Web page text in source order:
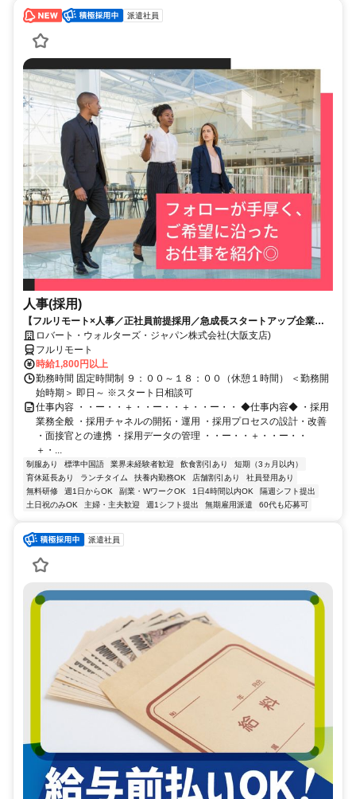
派遣社員
人事(採用)
【フルリモート×人事／正社員前提採用／急成長スタートアップ企業／
英語】Robert Walters
ロバート・ウォルターズ・ジャパン株式会社(大阪支店)
フルリモート
時給1,800円以上
勤務時間 固定時間制 ９：００～１８：００（休憩１時間） ＜勤務開
始時期＞ 即日～ ※スタート日相談可
仕事内容 ・・ー・・＋・・ー・・＋・・ー・・ ◆仕事内容◆ ・採用
業務全般 ・採用チャネルの開拓・運用 ・採用プロセスの設計・改善
・面接官との連携 ・採用データの管理 ・・ー・・＋・・ー・・
＋・...
制服あり 標準中国語 業界未経験者歓迎 飲食割引あり
短期（3ヵ月以内）
育休延長あり
ランチタイム 扶養内勤務OK 店舗割引あり
社員登用あり
無料研修
週1日からOK 副業・WワークOK 1日4時間以内OK
隔週シフト提出
土日祝のみOK
主婦・主夫歓迎 週1シフト提出 無期雇用派遣 60代も応募可
派遣社員